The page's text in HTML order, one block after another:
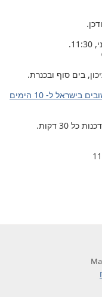
בים סוף ובכנרת.
מזג האוויר ב- 203 ערים ויישובים בישראל ל- 10 הימים
30 דקות.